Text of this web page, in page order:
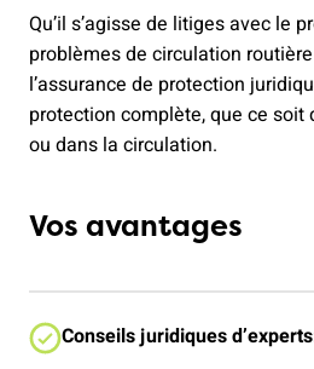
Qu’il s’agisse de litiges avec le
problèmes de circulation
l’assurance de protection
protection complète, que ce soit
ou dans la circulation.
Vos avantages
Conseils juridiques